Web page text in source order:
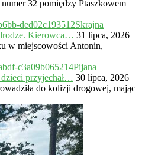
32 pomiędzy Ptaszkowem
Skrajna
Kierowca… 31 lipca, 2026
w miejscowości Antonin,
Pijana
przyjechał… 30 lipca, 2026
do kolizji drogowej, mając